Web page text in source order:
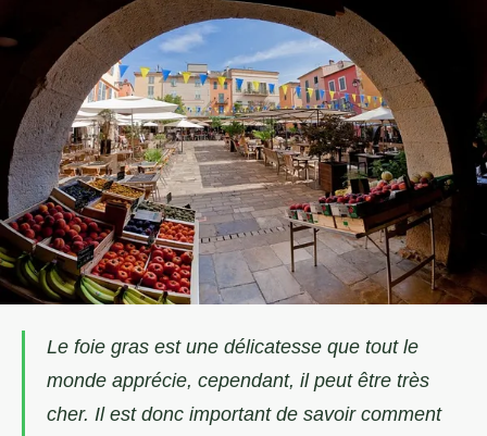
Le foie gras est une délicatesse que tout le
monde apprécie, cependant, il peut être très
cher. Il est donc important de savoir comment